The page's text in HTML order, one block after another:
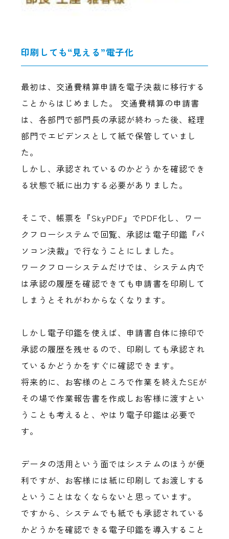
印刷しても“見える”電子化
最初は、交通費精算申請を電子決裁に移行する
ことからはじめました。 交通費精算の申請書
は、各部門で部門長の承認が終わった後、経理
部門でエビデンスとして紙で保管していまし
た。
しかし、承認されているのかどうかを確認でき
る状態で紙に出力する必要がありました。
そこで、帳票を『SkyPDF』でPDF化し、ワー
クフローシステムで回覧、承認は電子印鑑『パ
ソコン決裁』で行なうことにしました。
ワークフローシステムだけでは、システム内で
は承認の履歴を確認できても申請書を印刷して
しまうとそれがわからなくなります。
しかし電子印鑑を使えば、申請書自体に捺印で
承認の履歴を残せるので、印刷しても承認され
ているかどうかをすぐに確認できます。
将来的に、お客様のところで作業を終えたSEが
その場で作業報告書を作成しお客様に渡すとい
うことも考えると、やはり電子印鑑は必要で
す。
データの活用という面ではシステムのほうが便
利ですが、お客様には紙に印刷してお渡しする
ということはなくならないと思っています。
ですから、システムでも紙でも承認されている
かどうかを確認できる電子印鑑を導入すること